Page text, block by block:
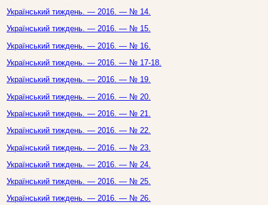
Український тиждень. — 2016. — № 14.
Український тиждень. — 2016. — № 15.
Український тиждень. — 2016. — № 16.
Український тиждень. — 2016. — № 17-18.
Український тиждень. — 2016. — № 19.
Український тиждень. — 2016. — № 20.
Український тиждень. — 2016. — № 21.
Український тиждень. — 2016. — № 22.
Український тиждень. — 2016. — № 23.
Український тиждень. — 2016. — № 24.
Український тиждень. — 2016. — № 25.
Український тиждень. — 2016. — № 26.